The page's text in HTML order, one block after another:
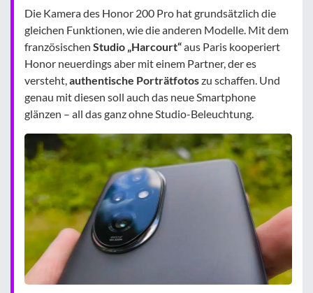
Die Kamera des Honor 200 Pro hat grundsätzlich die
gleichen Funktionen, wie die anderen Modelle. Mit dem
französischen Studio „Harcourt“aus Paris kooperiert
Honor neuerdings aber mit einem Partner, der es
versteht,authentische Porträtfotoszu schaffen. Und
genau mit diesen soll auch das neue Smartphone
glänzen – all das ganz ohne Studio-Beleuchtung.